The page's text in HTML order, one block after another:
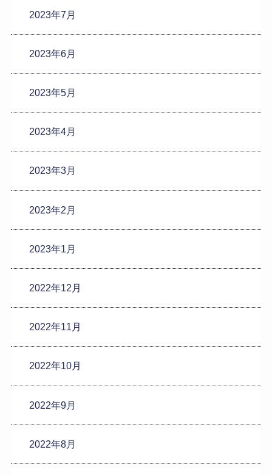
2023年7月
2023年6月
2023年5月
2023年4月
2023年3月
2023年2月
2023年1月
2022年12月
2022年11月
2022年10月
2022年9月
2022年8月